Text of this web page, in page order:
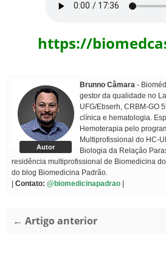
https://
Autor
Brunno Câmara -
gestor da qualidade no
UFG/Ebserh, CRBM-GO
clínica e hematologia.
Hemoterapia pelo
Multiprofissional do HC-
Biologia da Relação
residência multiprofissional de Biomedicina
do blog Biomedicina Padrão.
| Contato: @biomedicinapadrao |
← Artigo anterior